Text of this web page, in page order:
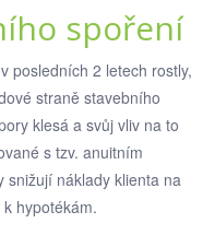
spoření
posledních 2 letech rostly,
straně stavebního
klesá a svůj vliv na to
s tzv. anuitním
náklady klienta na
hypotékám.